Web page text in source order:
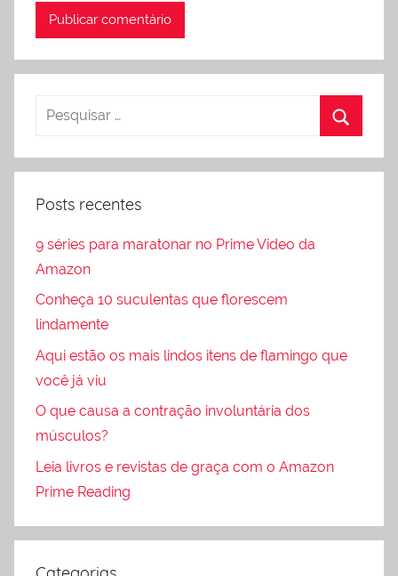
Posts recentes
9 séries para maratonar no Prime Video da
Amazon
Conheça 10 suculentas que florescem
lindamente
Aqui estão os mais lindos itens de flamingo que
você já viu
O que causa a contração involuntária dos
músculos?
Leia livros e revistas de graça com o Amazon
Prime Reading